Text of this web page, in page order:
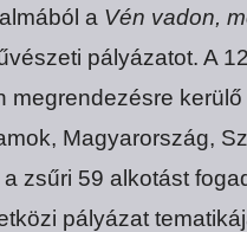
a Vén vadon,
pályázatot. A
megrendezésre
Magyarország,
zsűri 59 alkotást
pályázat